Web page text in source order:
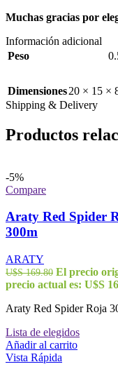
Muchas gracias por
Información adicional
Peso
Dimensiones20 × 15 ×
Shipping & Delivery
Productos
-5%
Compare
Araty Red Spider
300m
ARATY
U$S169.80 El precio
precio actual es: U$S
Araty Red Spider Roja
Lista de elegidos
Añadir al carrito
Vista Rápida